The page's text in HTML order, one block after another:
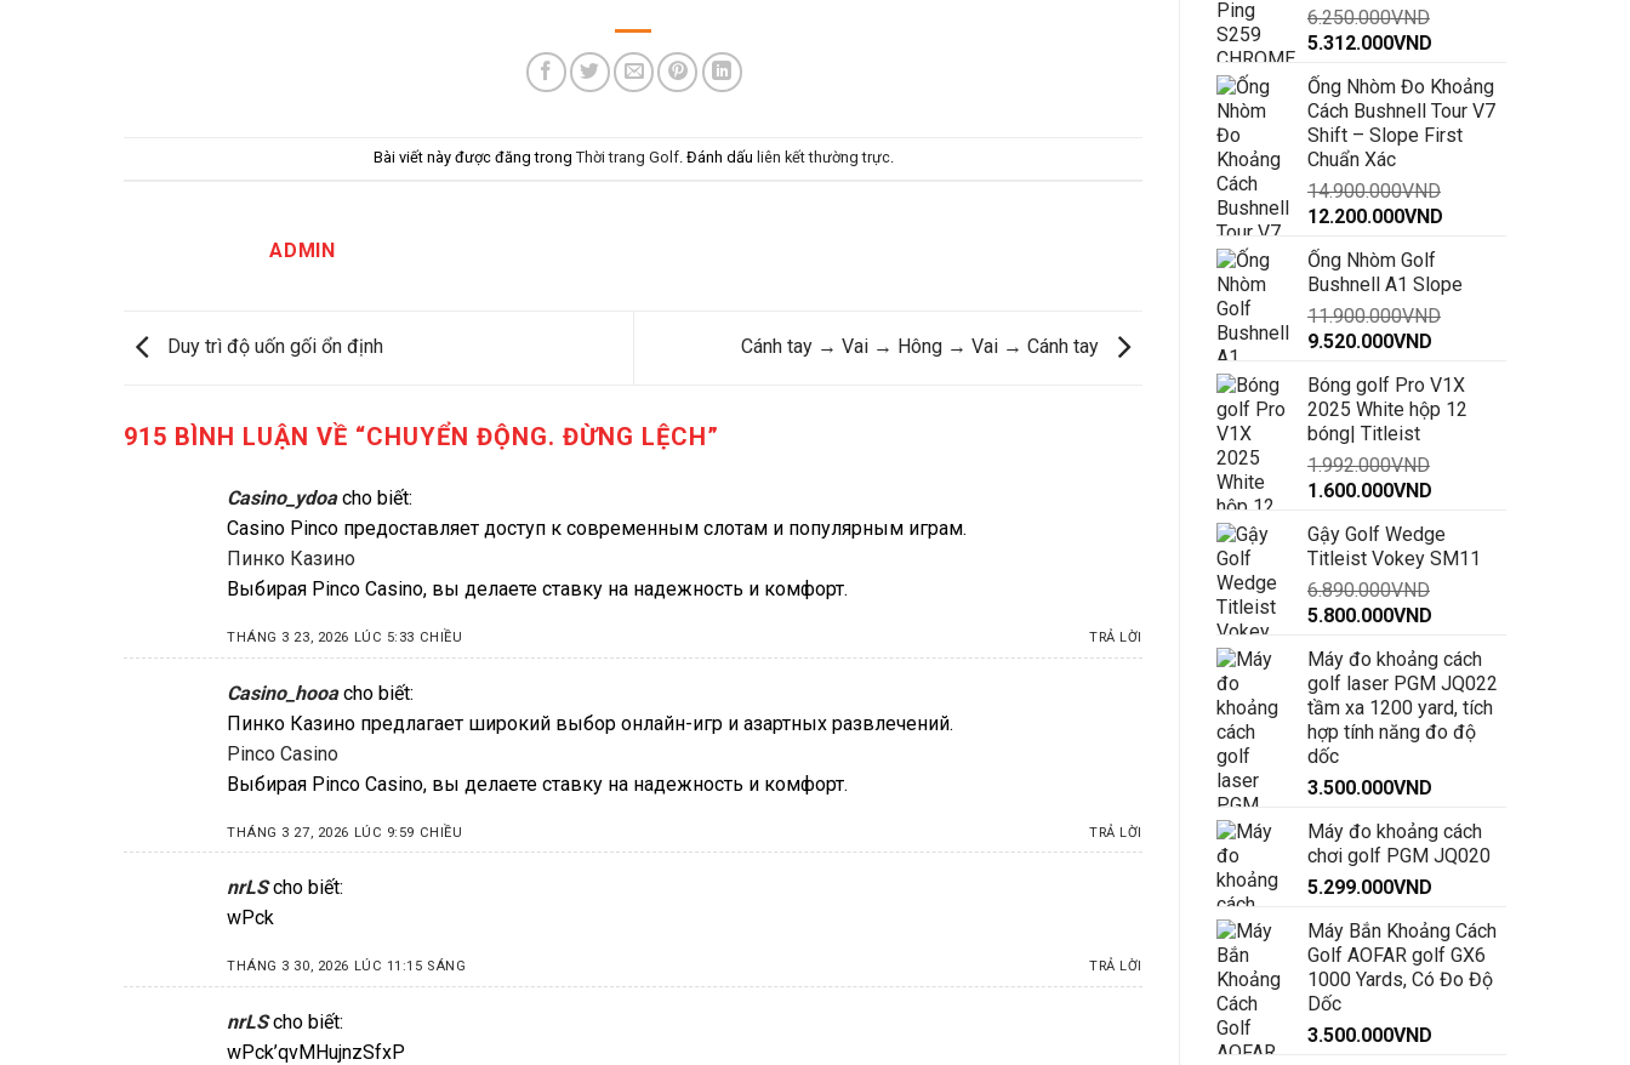
Bài viết này được đăng trong Thời trang Golf. Đánh dấu liên kết thường trực.
ADMIN
Duy trì độ uốn gối ổn định Cánh tay → Vai → Hông → Vai → Cánh tay
915 BÌNH LUẬN VỀ “CHUYỂN ĐỘNG. ĐỪNG LỆCH ”
Casino_ydoa cho biết:
Casino Pinco предоставляет доступ к современным слотам и популярным играм.
Пинко Казино
Выбирая Pinco Casino, вы делаете ставку на надежность и комфорт.
THÁNG 3 23, 2026 LÚC 5:33 CHIỀU TRẢ LỜI
Casino_hooa cho biết:
Пинко Казино предлагает широкий выбор онлайн-игр и азартных развлечений.
Pinco Casino
Выбирая Pinco Casino, вы делаете ставку на надежность и комфорт.
THÁNG 3 27, 2026 LÚC 9:59 CHIỀU TRẢ LỜI
nrLS cho biết:
wPck
THÁNG 3 30, 2026 LÚC 11:15 SÁNG TRẢ LỜI
nrLS cho biết:
wPck’qvMHujnzSfxP
6.250.000VND
Giá
là:
6.250.000VND.
5.312.000VND
tại
là:
5.312.000VND.
Ống Nhòm Đo Khoảng
Cách Bushnell Tour V7
Shift – Slope First
Chuẩn Xác
14.900.000VND
Giá
là:
14.900.000VND.
12.200.000VND
là:
Ống Nhòm Golf
Bushnell A1 Slope
11.900.000VND
Giá
là:
11.900.000VND.
9.520.000VND
tại
là:
Bóng golf Pro V1X
2025 White hộp 12
bóng| Titleist
1.992.000VND
Giá
là:
1.992.000VND.
1.600.000VND
tại
là:
Gậy Golf Wedge
Titleist Vokey SM11
6.890.000VND
Giá
là:
6.890.000VND.
5.800.000VND
tại
là:
5.800.000VND.
Máy đo khoảng cách
golf laser PGM JQ022
tầm xa 1200 yard, tích
hợp tính năng đo độ
dốc
3.500.000VND
Máy đo khoảng cách
chơi golf PGM JQ020
5.299.000VND
Máy Bắn Khoảng Cách
Golf AOFAR golf GX6
1000 Yards, Có Đo Độ
Dốc
3.500.000VND